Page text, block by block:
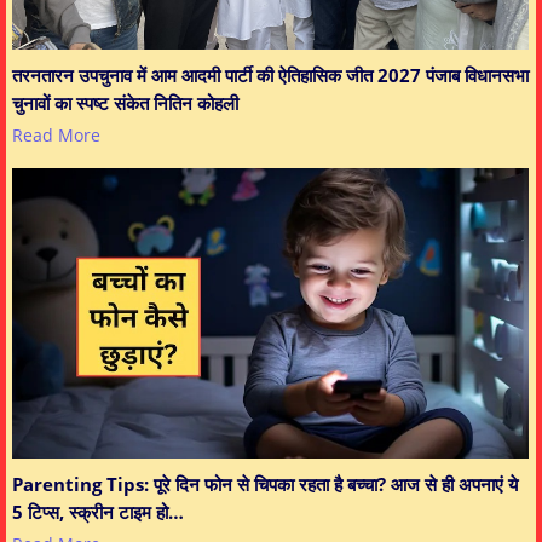
तरनतारन उपचुनाव में आम आदमी पार्टी की ऐतिहासिक जीत 2027 पंजाब विधानसभा
चुनावों का स्पष्ट संकेत नितिन कोहली
Read More
Parenting Tips: पूरे दिन फोन से चिपका रहता है बच्चा? आज से ही अपनाएं ये
5 टिप्स, स्क्रीन टाइम हो…